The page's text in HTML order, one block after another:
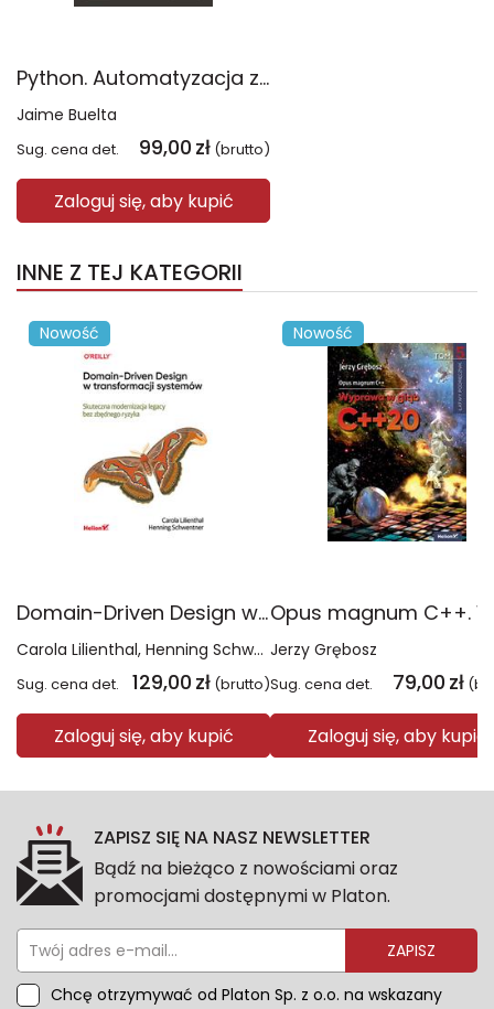
Python. Automatyzacja zadań. Jak efektywnie pracować z danymi, arkuszami Excela, raportami i e-mailami wyd. 2
Jaime Buelta
Sug. cena det. 99,00 zł (brutto)
Zaloguj się, aby kupić
INNE Z TEJ KATEGORII
Nowość
Domain-Driven Design w transformacji systemów. Skuteczna modernizacja legacy bez zbędnego ryzyka
Carola Lilienthal Henning Schwentner
Sug. cena det. 129,00 zł (brutto)
Zaloguj się, aby kupić
Nowość
Jerzy Grębosz
Sug. cena det. 79,00 zł
Zaloguj się, aby kupić
ZAPISZ SIĘ NA NASZ NEWSLETTER
Bądź na bieżąco z nowościami oraz
promocjami dostępnymi w Platon.
ZAPISZ
Chcę otrzymywać od Platon Sp. z o.o. na wskazany